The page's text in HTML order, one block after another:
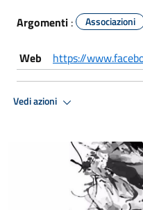
Argomenti : Associazioni
Web https://
Vedi azioni